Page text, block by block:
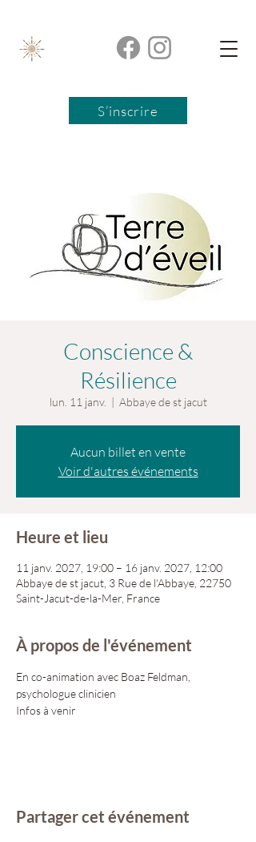
S’inscrire
Conscience &
Résilience
lun. 11 janv.
  |
Abbaye de st jacut
Aucun billet en vente
Voir d'autres événements
Heure et lieu
11 janv. 2027, 19:00 – 16 janv. 2027, 12:00
Abbaye de st jacut, 3 Rue de l'Abbaye, 22750
Saint-Jacut-de-la-Mer, France
À propos de l'événement
En co-animation avec Boaz Feldman,
psychologue clinicien
Infos à venir
Partager cet événement